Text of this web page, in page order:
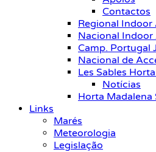
Contactos
Regional
Nacional
Camp. Portugal
Nacional de
Les Sables
Notícias
Horta Madalena
Links
Marés
Meteorologia
Legislação